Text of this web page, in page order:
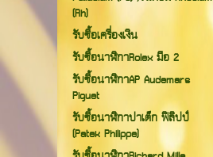
(Rh)
รับซื้อเครื่องเงิน
รับซื้อนาฬิกาRolex มือ 2
รับซื้อนาฬิกาAP Audemars
Piguet
รับซื้อนาฬิกาปาเต็ก ฟิลิปป์
(Patek Philippe)